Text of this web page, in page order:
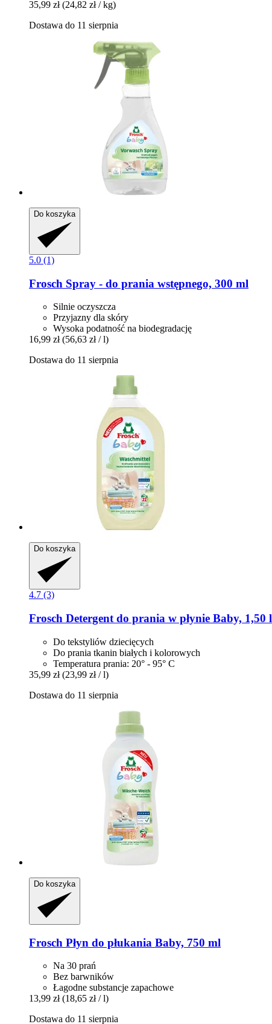
35,99 zł (24,82 zł / kg)
Dostawa do 11 sierpnia
Do koszyka
5.0 (1)
Frosch Spray -​ do prania wstępnego, 300 ml
Silnie oczyszcza
Przyjazny dla skóry
Wysoka podatność na biodegradację
16,99 zł (56,63 zł / l)
Dostawa do 11 sierpnia
Do koszyka
4.7 (3)
Frosch Detergent do prania w płynie Baby, 1,50 l
Do tekstyliów dziecięcych
Do prania tkanin białych i kolorowych
Temperatura prania: 20° - 95° C
35,99 zł (23,99 zł / l)
Dostawa do 11 sierpnia
Do koszyka
Frosch Płyn do płukania Baby, 750 ml
Na 30 prań
Bez barwników
Łagodne substancje zapachowe
13,99 zł (18,65 zł / l)
Dostawa do 11 sierpnia